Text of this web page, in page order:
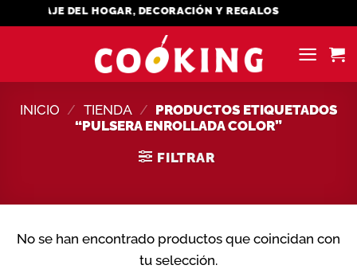
al
MENAJE DEL HOGAR, DECORACIÓN Y REGALOS
INICIO / TIENDA / PRODUCTOS ETIQUETADOS
“PULSERA ENROLLADA COLOR”
FILTRAR
No se han encontrado productos que coincidan con
tu selección.